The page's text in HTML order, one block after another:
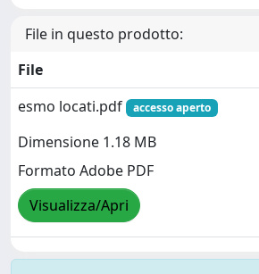
File in questo prodotto:
File
esmo locati.pdf
accesso aperto
Dimensione 1.18 MB
Formato Adobe PDF
Visualizza/Apri